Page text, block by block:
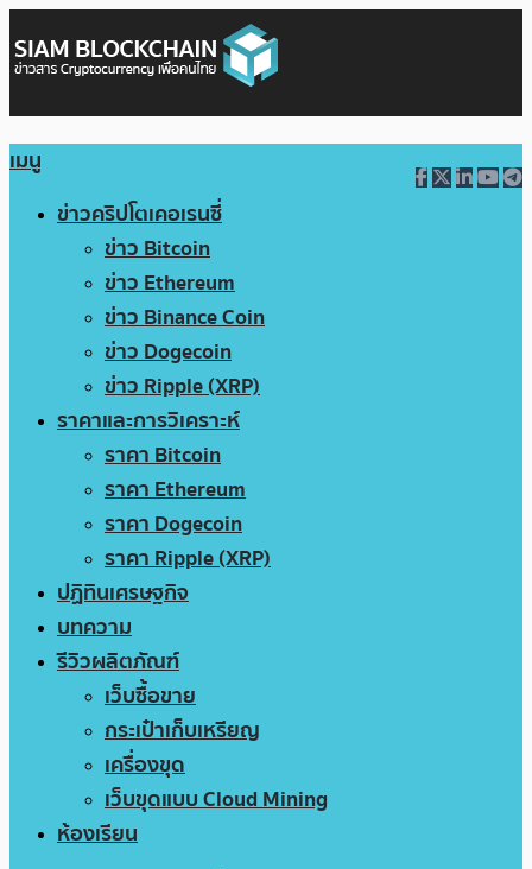
เมนู
ข่าวคริปโตเคอเรนซี่
ข่าว Bitcoin
ข่าว Ethereum
ข่าว Binance Coin
ข่าว Dogecoin
ข่าว Ripple (XRP)
ราคาและการวิเคราะห์
ราคา Bitcoin
ราคา Ethereum
ราคา Dogecoin
ราคา Ripple (XRP)
ปฏิทินเศรษฐกิจ
บทความ
รีวิวผลิตภัณฑ์
เว็บซื้อขาย
กระเป๋าเก็บเหรียญ
เครื่องขุด
เว็บขุดแบบ Cloud Mining
ห้องเรียน